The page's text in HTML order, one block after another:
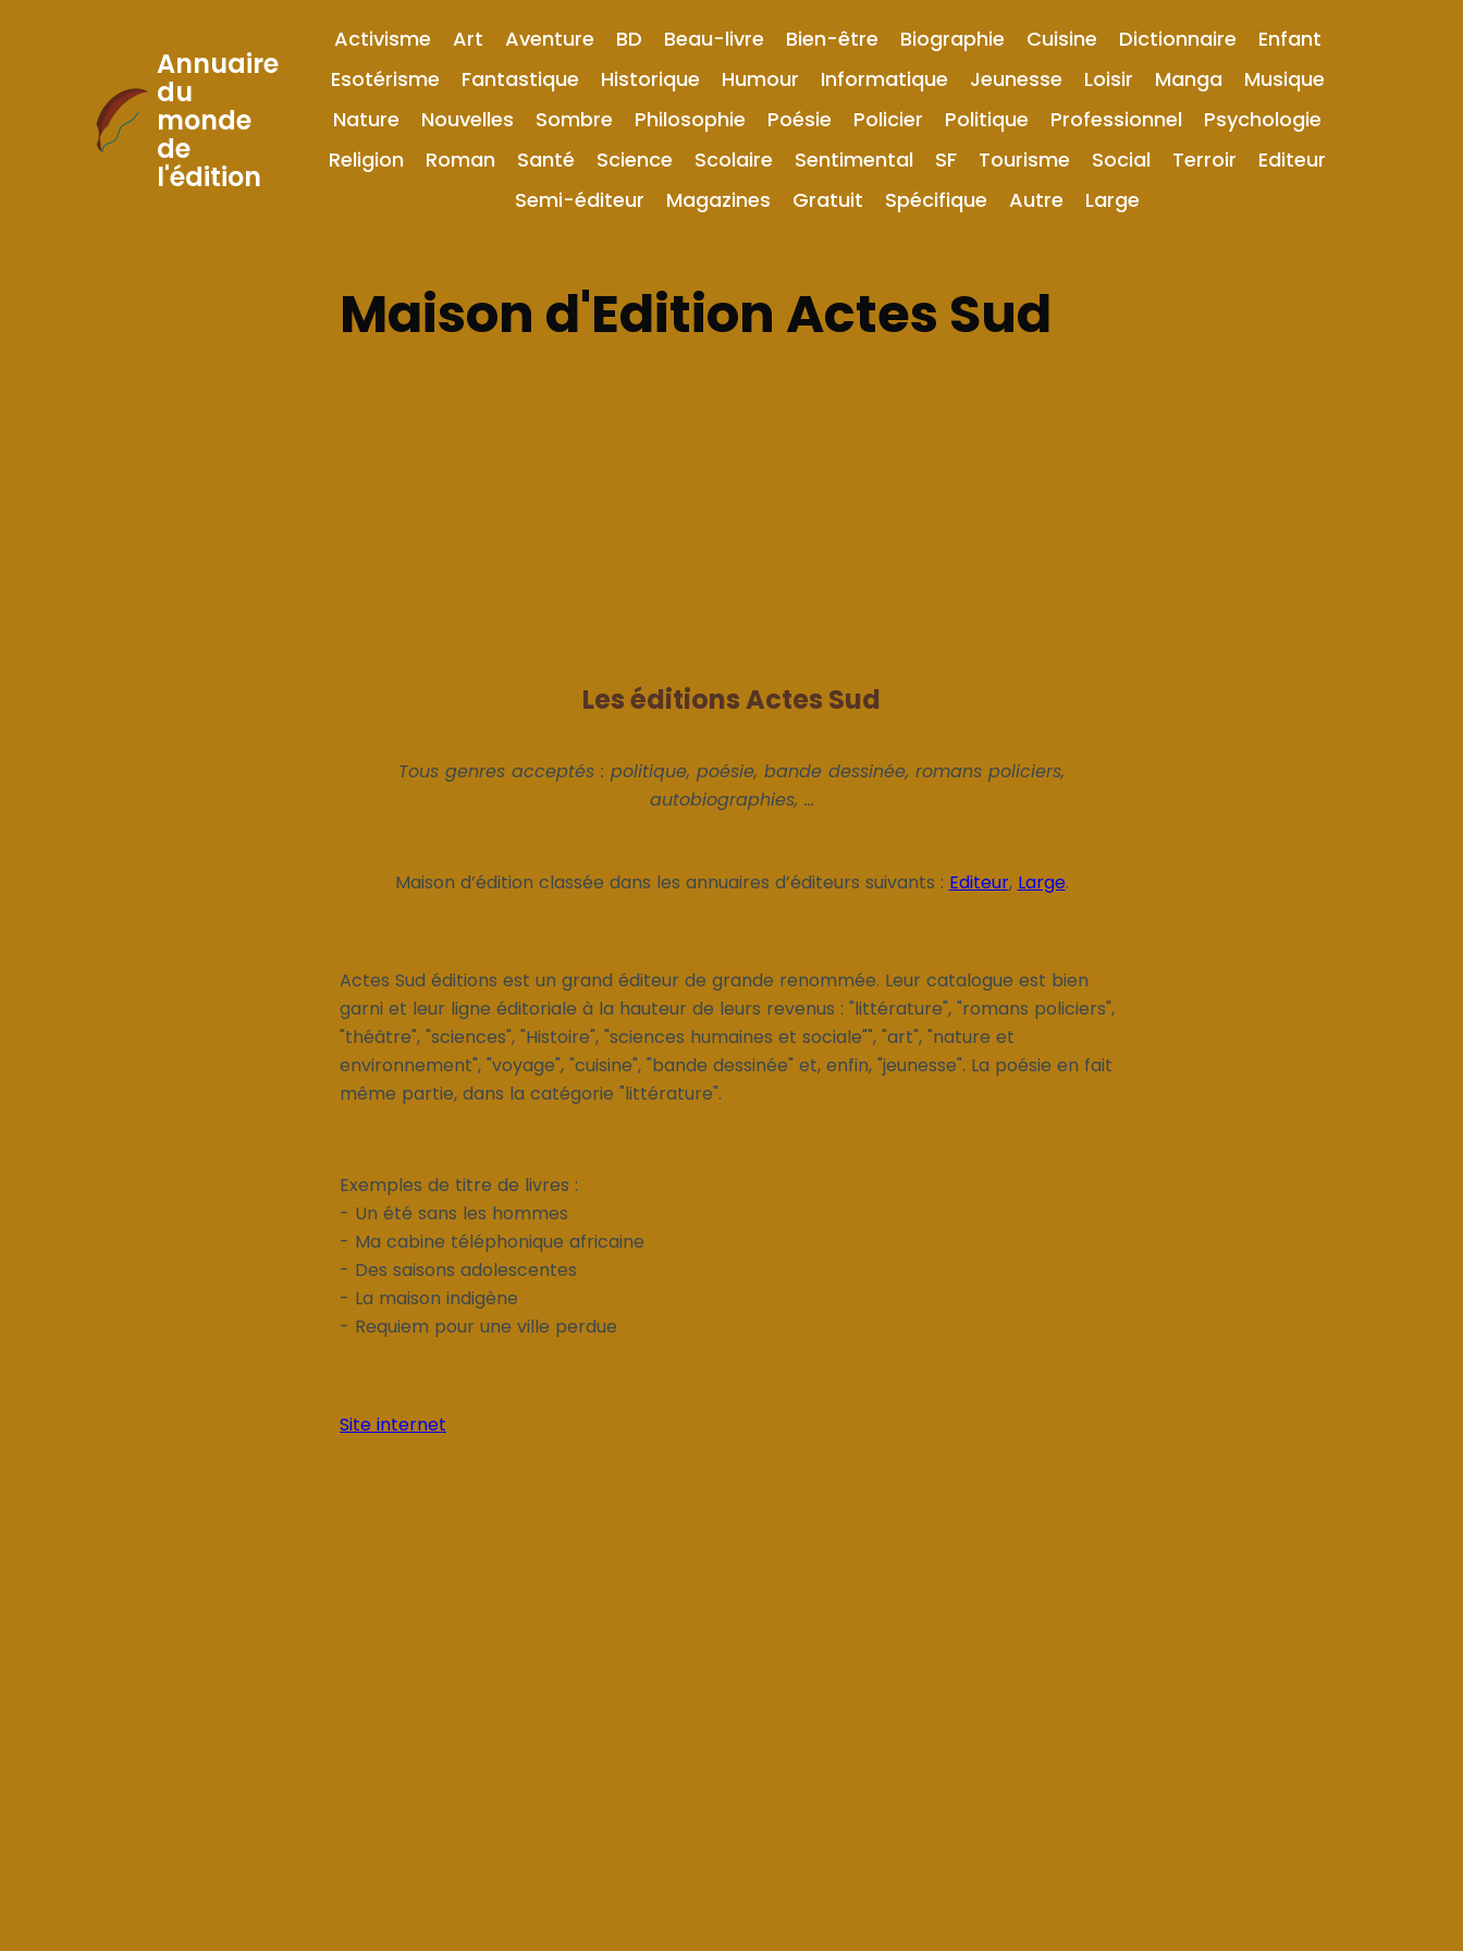
Skip
to
Content
Annuaire
du
monde
de
l'édition
Activisme Art Aventure BD Beau-livre Bien-être Biographie Cuisine Dictionnaire
Enfant
Esotérisme
Fantastique Historique Humour Informatique Jeunesse Loisir Manga
Musique
Nature
Nouvelles Sombre Philosophie Poésie Policier Politique Professionnel
Psychologie
Religion
Roman Santé Science Scolaire Sentimental SF Tourisme Social Terroir
Editeur
Semi-éditeur
Magazines Gratuit Spécifique Autre Large
Maison d'Edition Actes Sud
Les éditions Actes Sud
Tous genres acceptés : politique, poésie, bande dessinée, romans policiers,
autobiographies, ...
Maison d’édition classée dans les annuaires d’éditeurs suivants : Editeur, Large.
Actes Sud éditions est un grand éditeur de grande renommée. Leur catalogue est bien
garni et leur ligne éditoriale à la hauteur de leurs revenus : "littérature", "romans policiers",
"théâtre", "sciences", "Histoire", "sciences humaines et sociale"", "art", "nature et
environnement", "voyage", "cuisine", "bande dessinée" et, enfin, "jeunesse". La poésie en fait
même partie, dans la catégorie "littérature".
Exemples de titre de livres :
- Un été sans les hommes
- Ma cabine téléphonique africaine
- Des saisons adolescentes
- La maison indigène
- Requiem pour une ville perdue
Site internet